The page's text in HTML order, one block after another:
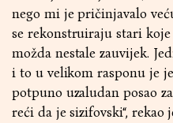
nego mi je pričinjavalo
se rekonstruiraju stari koje
možda nestale zauvijek.
i to u velikom rasponu je
potpuno uzaludan posao
reći da je sizifovski“,